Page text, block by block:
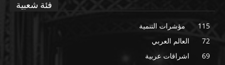
فئة شعبية
مؤشرات التنمية
115
العالم العربي
72
اشراقات عربية
69